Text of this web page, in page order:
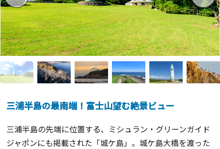
三浦半島の最南端！富士山望む絶景ビュー
三浦半島の先端に位置する、ミシュラン・グリーンガイド
ジャポンにも掲載された「城ケ島」。城ケ島大橋を渡った